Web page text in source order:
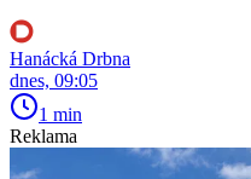
Hanácká Drbna
dnes, 09:05
1 min
Reklama